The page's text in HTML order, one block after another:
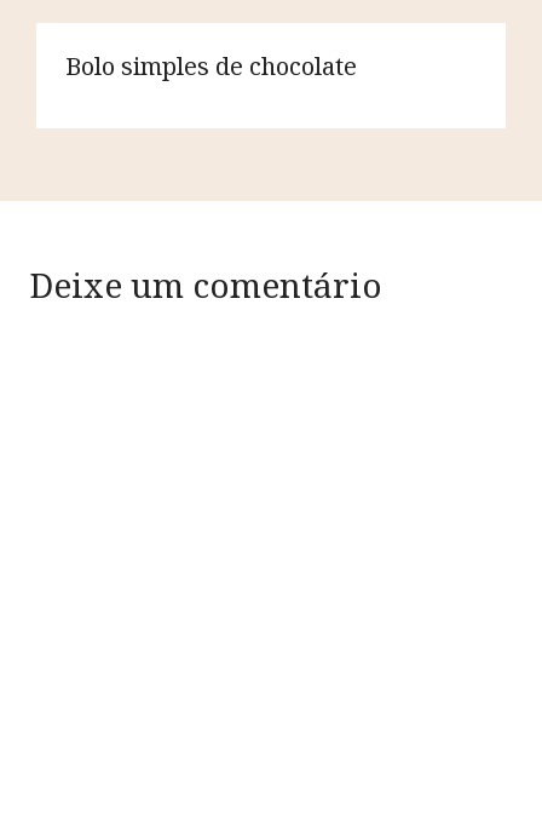
Bolo simples de chocolate
Deixe um comentário